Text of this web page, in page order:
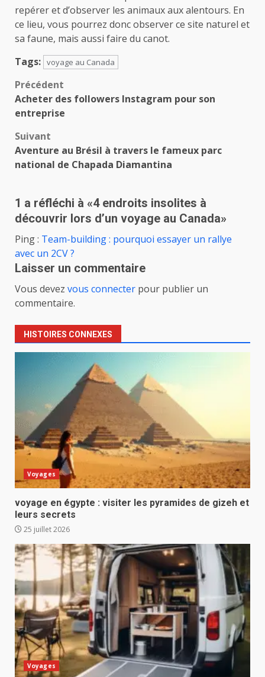
repérer et d’observer les animaux aux alentours. En
ce lieu, vous pourrez donc observer ce site naturel et
sa faune, mais aussi faire du canot.
Tags: voyage au Canada
Navigation
d’article
Précédent
Acheter des followers Instagram pour son
entreprise
Suivant
Aventure au Brésil à travers le fameux parc
national de Chapada Diamantina
1 a réfléchi à «4 endroits insolites à
découvrir lors d’un voyage au Canada»
Ping : Team-building : pourquoi essayer un rallye
avec un 2CV ?
Laisser un commentaire
Vous devez vous connecter pour publier un
commentaire.
HISTOIRES CONNEXES
Voyages
voyage en égypte : visiter les pyramides de gizeh et
leurs secrets
25 juillet 2026
Voyages